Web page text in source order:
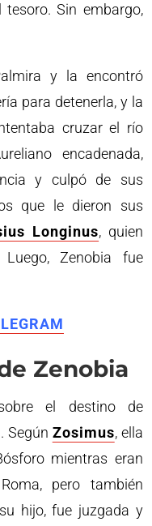
tesoro. Sin embargo,
y la encontró
para detenerla, y la
cruzar el río
encadenada,
y culpó de sus
que le dieron sus
Longinus, quien
Zenobia fue
Zenobia
el destino de
Según Zosimus, ella
mientras eran
pero también
hijo, fue juzgada y